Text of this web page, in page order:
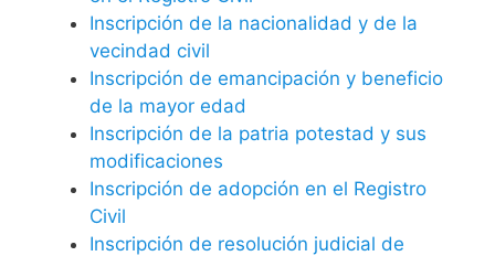
Inscripción de la nacionalidad y de la
vecindad civil
Inscripción de emancipación y beneficio
de la mayor edad
Inscripción de la patria potestad y sus
modificaciones
Inscripción de adopción en el Registro
Civil
Inscripción de resolución judicial de